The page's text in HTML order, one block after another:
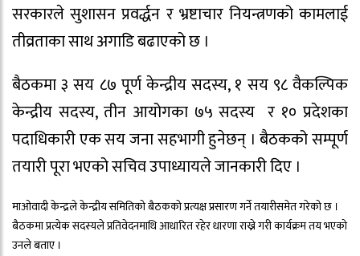
सरकारले सुशासन प्रवर्द्धन र भ्रष्टाचार नियन्त्रणको कामलाई
तीव्रताका साथ अगाडि बढाएको छ ।
बैठकमा ३ सय ८७ पूर्ण केन्द्रीय सदस्य, १ सय ९८ वैकल्पिक
केन्द्रीय सदस्य, तीन आयोगका ७५ सदस्य र १० प्रदेशका
पदाधिकारी एक सय जना सहभागी हुनेछन् । बैठकको सम्पूर्ण
तयारी पूरा भएको सचिव उपाध्यायले जानकारी दिए ।
माओवादी केन्द्रले केन्द्रीय समितिको बैठकको प्रत्यक्ष प्रसारण गर्ने तयारीसमेत गरेको छ ।
बैठकमा प्रत्येक सदस्यले प्रतिवेदनमाथि आधारित रहेर धारणा राख्ने गरी कार्यक्रम तय भएको
उनले बताए ।